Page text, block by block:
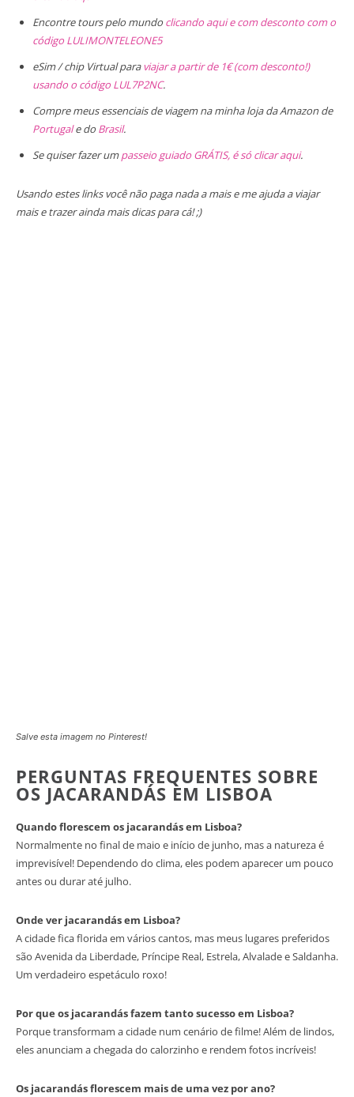
Encontre tours pelo mundo clicando aqui e com desconto com o
código LULIMONTELEONE5
eSim / chip Virtual paraviajar a partir de 1€ (com desconto!)
usando o código LUL7P2NC.
Compre meus essenciais de viagem na minha loja da Amazon de
Portugale do Brasil.
Se quiser fazer umpasseio guiado GRÁTIS, é só clicar aqui.
Usando estes links você não paga nada a mais e me ajuda a viajar
mais e trazer ainda mais dicas para cá! ;)
Salve esta imagem no Pinterest!
PERGUNTAS FREQUENTES SOBRE
OS JACARANDÁS EM LISBOA
Quando florescem os jacarandás em Lisboa?
Normalmente no final de maio e início de junho, mas a natureza é
imprevisível! Dependendo do clima, eles podem aparecer um pouco
antes ou durar até julho.
Onde ver jacarandás em Lisboa?
A cidade fica florida em vários cantos, mas meus lugares preferidos
são Avenida da Liberdade, Príncipe Real, Estrela, Alvalade e Saldanha.
Um verdadeiro espetáculo roxo!
Por que os jacarandás fazem tanto sucesso em Lisboa?
Porque transformam a cidade num cenário de filme! Além de lindos,
eles anunciam a chegada do calorzinho e rendem fotos incríveis!
Os jacarandás florescem mais de uma vez por ano?